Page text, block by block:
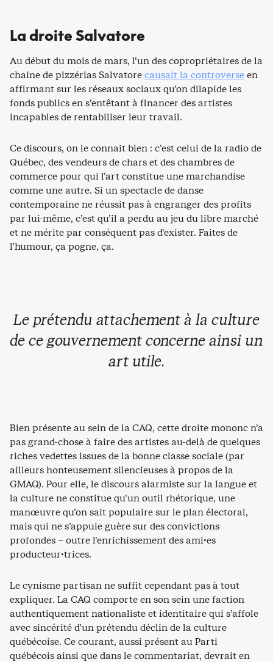
La droite Salvatore
Au début du mois de mars, l’un des copropriétaires de la
chaine de pizzérias Salvatorecausait la controverseen
affirmant sur les réseaux sociaux qu’on dilapide les
fonds publics en s’entêtant à financer des artistes
incapables de rentabiliser leur travail.
Ce discours, on le connait bien : c’est celui de la radio de
Québec, des vendeurs de chars et des chambres de
commerce pour qui l’art constitue une marchandise
comme une autre. Si un spectacle de danse
contemporaine ne réussit pas à engranger des profits
par lui-même, c’est qu’il a perdu au jeu du libre marché
et ne mérite par conséquent pas d’exister. Faites de
l’humour, ça pogne, ça.
Le prétendu attachement à la culture
de ce gouvernement concerne ainsi un
art utile.
Bien présente au sein de la CAQ, cette droite mononc n’a
pas grand-chose à faire des artistes au-delà de quelques
riches vedettes issues de la bonne classe sociale (par
ailleurs honteusement silencieuses à propos de la
GMAQ). Pour elle, le discours alarmiste sur la langue et
la culture ne constitue qu’un outil rhétorique, une
manœuvre qu’on sait populaire sur le plan électoral,
mais qui ne s’appuie guère sur des convictions
profondes – outre l’enrichissement des ami·es
producteur·trices.
Le cynisme partisan ne suffit cependant pas à tout
expliquer. La CAQ comporte en son sein une faction
authentiquement nationaliste et identitaire qui s’affole
avec sincérité d’un prétendu déclin de la culture
québécoise. Ce courant, aussi présent au Parti
québécois ainsi que dans le commentariat, devrait en